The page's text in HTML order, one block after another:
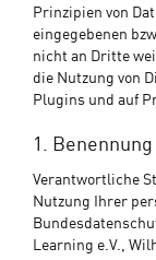
Prinzipien von
eingegebenen
nicht an Dritte
die Nutzung von
Plugins und auf
1.
Verantwortliche
Nutzung Ihrer
Learning e.V.,